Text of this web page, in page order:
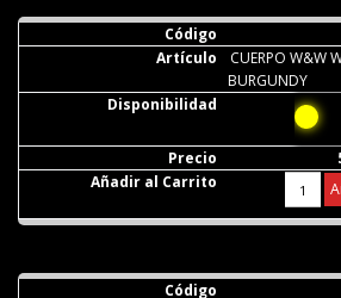
CUERPO W&W
BURGUNDY